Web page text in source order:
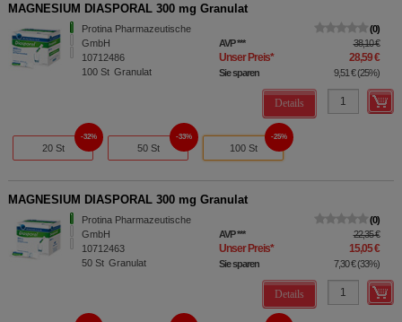
MAGNESIUM DIASPORAL 300 mg Granulat
Protina Pharmazeutische
GmbH
10712486
100 St Granulat
0
AVP*** 38,10 €
Unser Preis* 28,59 €
Sie sparen 9,51 €(25%)
Details
20 St
32%
50 St
33%
100 St
25%
MAGNESIUM DIASPORAL 300 mg Granulat
Protina Pharmazeutische
GmbH
10712463
50 St Granulat
0
AVP*** 22,35 €
Unser Preis* 15,05 €
Sie sparen 7,30 €(33%)
Details